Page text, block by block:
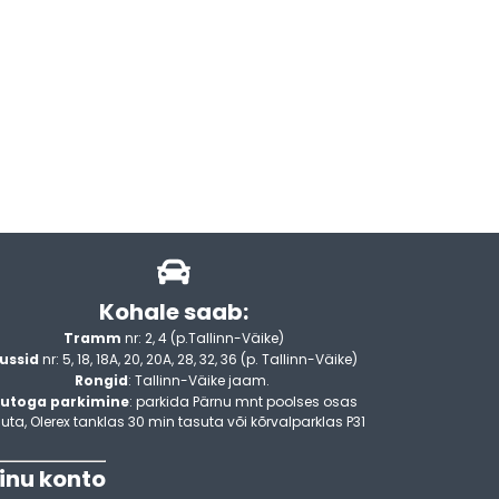
Kohale saab:
Tramm nr: 2, 4 (p.Tallinn-Väike)
nr: 5, 18, 18A, 20, 20A, 28, 32, 36 (p. Tallinn-Väike)
Rongid: Tallinn-Väike jaam.
parkimine: parkida Pärnu mnt poolses osas
Olerex tanklas 30 min tasuta või kõrvalparklas P31
konto